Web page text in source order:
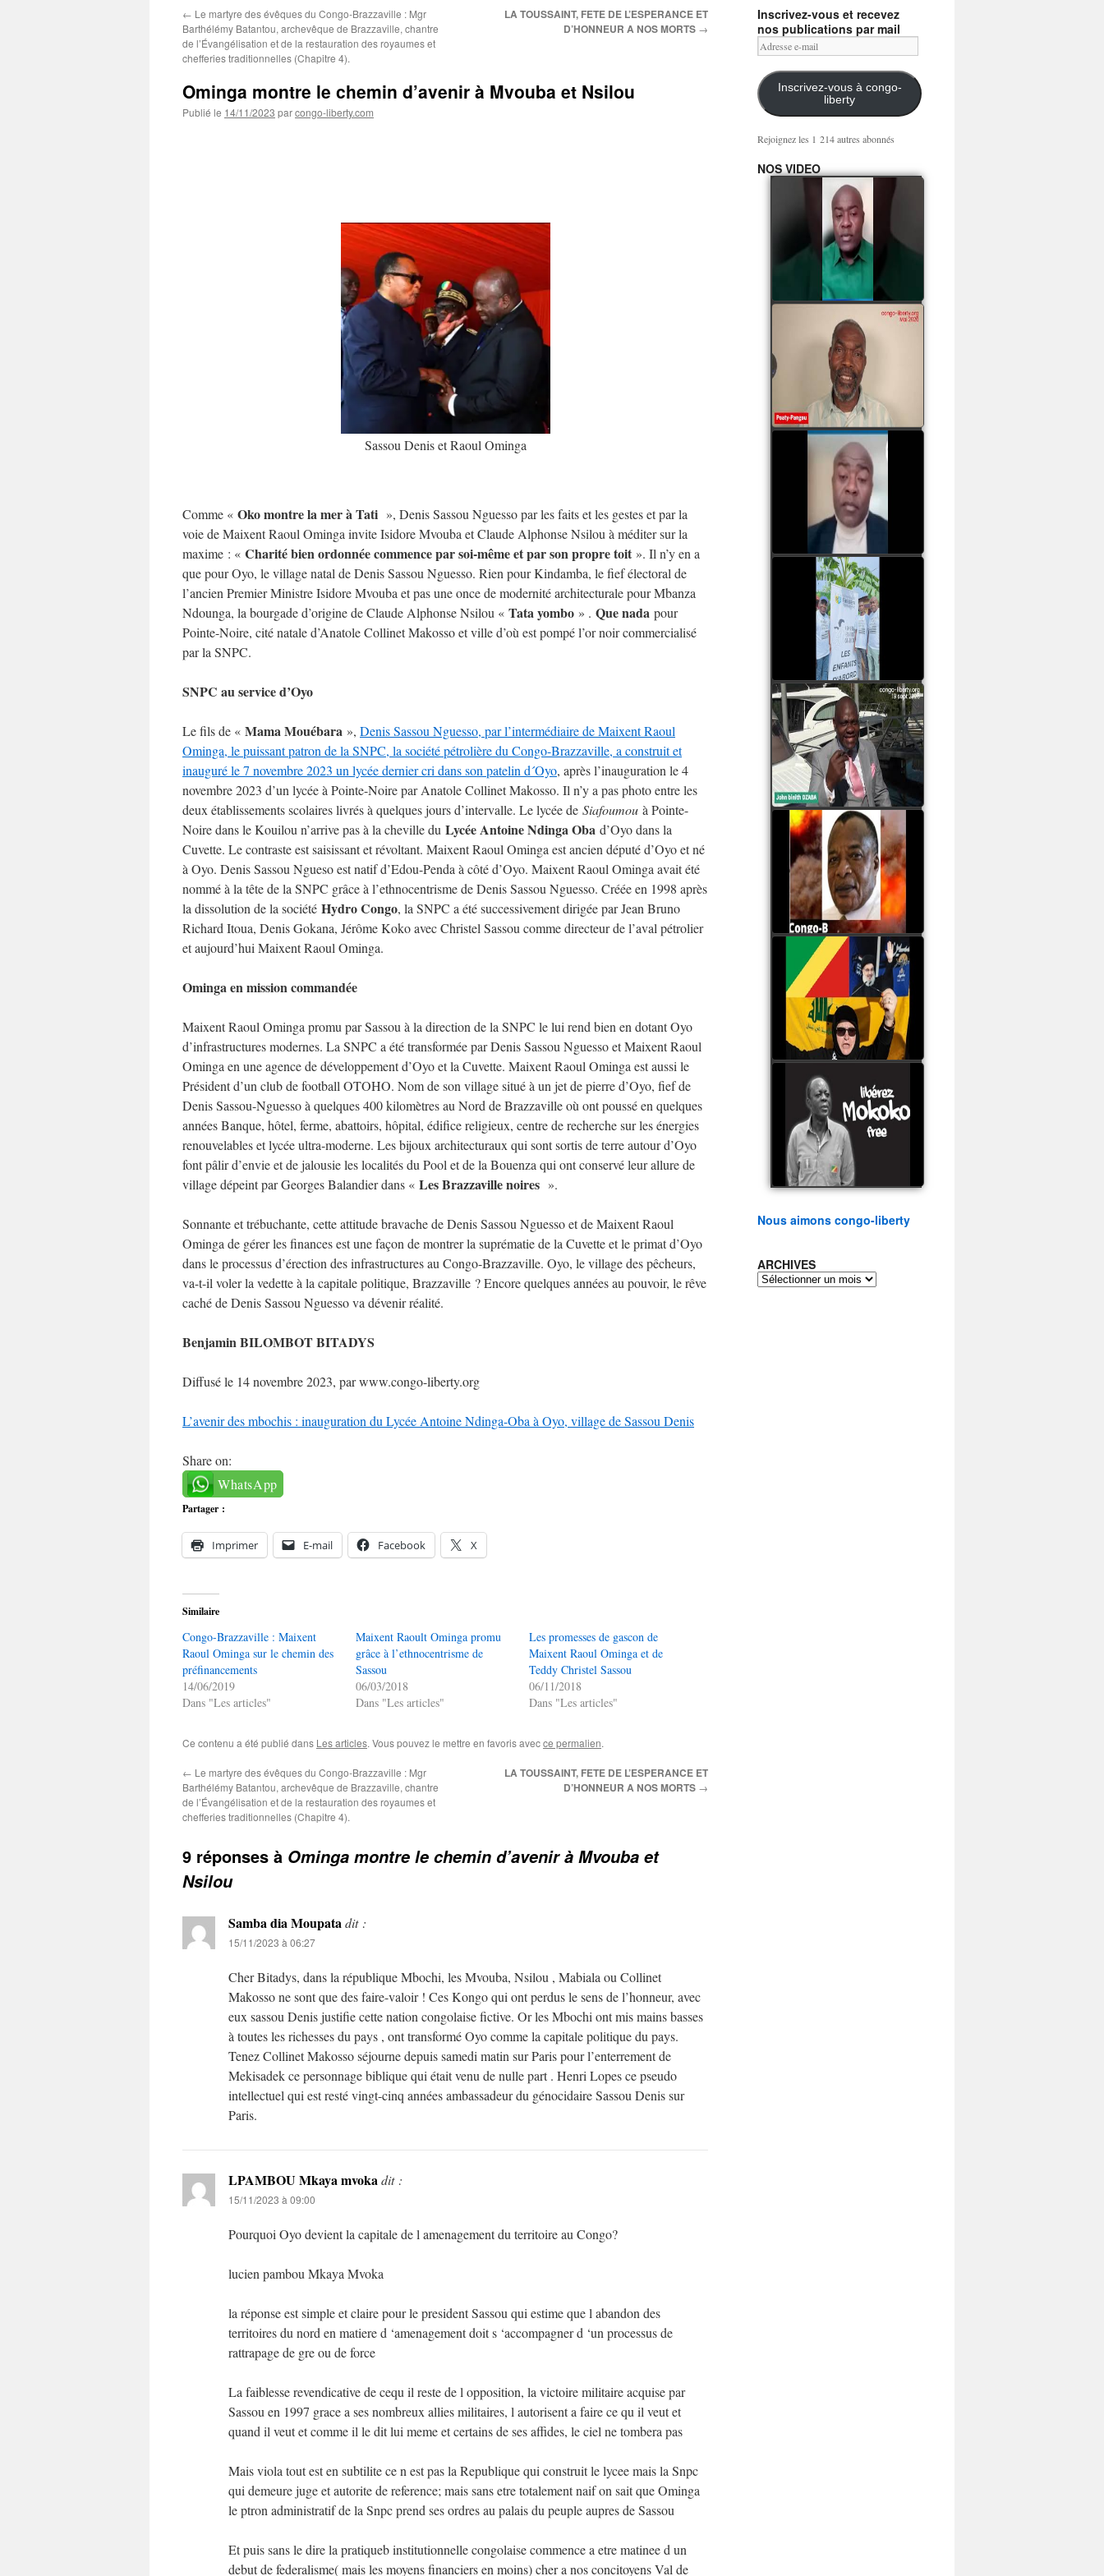
← Le martyre des évêques du Congo-Brazzaville : Mgr
Barthélémy Batantou, archevêque de Brazzaville, chantre
de l’Évangélisation et de la restauration des royaumes et
chefferies traditionnelles (Chapitre 4).
LA TOUSSAINT, FETE DE L’ESPERANCE ET
D’HONNEUR A NOS MORTS →
Ominga montre le chemin d’avenir à Mvouba et Nsilou
Publié le 14/11/2023 parcongo-liberty.com
Sassou Denis et Raoul Ominga
Comme « Oko montre la mer à Tati », Denis Sassou Nguesso par les faits et les gestes et par la
voie de Maixent Raoul Ominga invite Isidore Mvouba et Claude Alphonse Nsilou à méditer sur la
maxime : « Charité bien ordonnée commence par soi-même et par son propre toit ». Il n’y en a
que pour Oyo, le village natal de Denis Sassou Nguesso. Rien pour Kindamba, le fief électoral de
l’ancien Premier Ministre Isidore Mvouba et pas une once de modernité architecturale pour Mbanza
Ndounga, la bourgade d’origine de Claude Alphonse Nsilou « Tata yombo » . Que nada pour
Pointe-Noire, cité natale d’Anatole Collinet Makosso et ville d’où est pompé l’or noir commercialisé
par la SNPC.
SNPC au service d’Oyo
Le fils de « Mama Mouébara », Denis Sassou Nguesso, par l’intermédiaire de Maixent Raoul
Ominga, le puissant patron de la SNPC, la société pétrolière du Congo-Brazzaville, a construit et
inauguré le 7 novembre 2023 un lycée dernier cri dans son patelin d´Oyo, après l’inauguration le 4
novembre 2023 d’un lycée à Pointe-Noire par Anatole Collinet Makosso. Il n’y a pas photo entre les
deux établissements scolaires livrés à quelques jours d’intervalle. Le lycée de Siafoumou à Pointe-
Noire dans le Kouilou n’arrive pas à la cheville du Lycée Antoine Ndinga Oba d’Oyo dans la
Cuvette. Le contraste est saisissant et révoltant. Maixent Raoul Ominga est ancien député d’Oyo et né
à Oyo. Denis Sassou Ngueso est natif d’Edou-Penda à côté d’Oyo. Maixent Raoul Ominga avait été
nommé à la tête de la SNPC grâce à l’ethnocentrisme de Denis Sassou Nguesso. Créée en 1998 après
la dissolution de la société Hydro Congo, la SNPC a été successivement dirigée par Jean Bruno
Richard Itoua, Denis Gokana, Jérôme Koko avec Christel Sassou comme directeur de l’aval pétrolier
et aujourd’hui Maixent Raoul Ominga.
Ominga en mission commandée
Maixent Raoul Ominga promu par Sassou à la direction de la SNPC le lui rend bien en dotant Oyo
d’infrastructures modernes. La SNPC a été transformée par Denis Sassou Nguesso et Maixent Raoul
Ominga en une agence de développement d’Oyo et la Cuvette. Maixent Raoul Ominga est aussi le
Président d’un club de football OTOHO. Nom de son village situé à un jet de pierre d’Oyo, fief de
Denis Sassou-Nguesso à quelques 400 kilomètres au Nord de Brazzaville où ont poussé en quelques
années Banque, hôtel, ferme, abattoirs, hôpital, édifice religieux, centre de recherche sur les énergies
renouvelables et lycée ultra-moderne. Les bijoux architecturaux qui sont sortis de terre autour d’Oyo
font pâlir d’envie et de jalousie les localités du Pool et de la Bouenza qui ont conservé leur allure de
village dépeint par Georges Balandier dans « Les Brazzaville noires ».
Sonnante et trébuchante, cette attitude bravache de Denis Sassou Nguesso et de Maixent Raoul
Ominga de gérer les finances est une façon de montrer la suprématie de la Cuvette et le primat d’Oyo
dans le processus d’érection des infrastructures au Congo-Brazzaville. Oyo, le village des pêcheurs,
va-t-il voler la vedette à la capitale politique, Brazzaville ? Encore quelques années au pouvoir, le rêve
caché de Denis Sassou Nguesso va dévenir réalité.
Benjamin BILOMBOT BITADYS
Diffusé le 14 novembre 2023, par www.congo-liberty.org
L’avenir des mbochis : inauguration du Lycée Antoine Ndinga-Oba à Oyo, village de Sassou Denis
Share on:
WhatsApp
Partager :
Imprimer E-mail Facebook X
Similaire
Congo-Brazzaville : Maixent
Raoul Ominga sur le chemin des
préfinancements
14/06/2019
Dans "Les articles"
Maixent Raoult Ominga promu
grâce à l’ethnocentrisme de
Sassou
06/03/2018
Dans "Les articles"
Les promesses de gascon de
Maixent Raoul Ominga et de
Teddy Christel Sassou
06/11/2018
Dans "Les articles"
Ce contenu a été publié dans Les articles. Vous pouvez le mettre en favoris avecce permalien.
← Le martyre des évêques du Congo-Brazzaville : Mgr
Barthélémy Batantou, archevêque de Brazzaville, chantre
de l’Évangélisation et de la restauration des royaumes et
chefferies traditionnelles (Chapitre 4).
LA TOUSSAINT, FETE DE L’ESPERANCE ET
D’HONNEUR A NOS MORTS →
9 réponses à Ominga montre le chemin d’avenir à Mvouba et
Nsilou
Samba dia Moupatadit :
15/11/2023 à 06:27
Cher Bitadys, dans la république Mbochi, les Mvouba, Nsilou , Mabiala ou Collinet
Makosso ne sont que des faire-valoir ! Ces Kongo qui ont perdus le sens de l’honneur, avec
eux sassou Denis justifie cette nation congolaise fictive. Or les Mbochi ont mis mains basses
à toutes les richesses du pays , ont transformé Oyo comme la capitale politique du pays.
Tenez Collinet Makosso séjourne depuis samedi matin sur Paris pour l’enterrement de
Mekisadek ce personnage biblique qui était venu de nulle part . Henri Lopes ce pseudo
intellectuel qui est resté vingt-cinq années ambassadeur du génocidaire Sassou Denis sur
Paris.
LPAMBOU Mkaya mvokadit :
15/11/2023 à 09:00
Pourquoi Oyo devient la capitale de l amenagement du territoire au Congo?
lucien pambou Mkaya Mvoka
la réponse est simple et claire pour le president Sassou qui estime que l abandon des
territoires du nord en matiere d ‘amenagement doit s ‘accompagner d ‘un processus de
rattrapage de gre ou de force
La faiblesse revendicative de cequ il reste de l opposition, la victoire militaire acquise par
Sassou en 1997 grace a ses nombreux allies militaires, l autorisent a faire ce qu il veut et
quand il veut et comme il le dit lui meme et certains de ses affides, le ciel ne tombera pas
Mais viola tout est en subtilite ce n est pas la Republique qui construit le lycee mais la Snpc
qui demeure juge et autorite de reference; mais sans etre totalement naif on sait que Ominga
le ptron administratif de la Snpc prend ses ordres au palais du peuple aupres de Sassou
Et puis sans le dire la pratiqueb institutionnelle congolaise commence a etre matinee d un
debut de federalisme( mais les moyens financiers en moins) cher a nos concitoyens Val de
Inscrivez-vous et recevez
nos publications par mail
Adresse
e-
mail
Inscrivez-vous à congo-
liberty
Rejoignez les 1 214 autres abonnés
NOS VIDEO
Mingwa BIANGO : Ni
les mercenaires russes,
ni la garde présidentielle
ne mourront pour
Sassou Denis
watch video
POATY PANGOU
parle de la coquille vide
Collinet Makosso, des
assassinats des jeunes
par Serge OBOA
watch video
Sassou Nguesso est
revenu au pouvoir par
les armes, il ne quittera
le pouvoir que par la
force
watch video
watch video
John Binith Dzaba
s'exprime sur le voyage
de Rodrigue Malanda
Samba à Paris
watch video
Poaty Pangou La
Conférence des ethnies
est la seule solution pour
éviter la scission du
Congo B
watch video
Les liaisons dangereuses
du clan Sassou Nguesso
avec le Hezbollah
watch video
Le Général Mokoko est
l'unique légitimité
présidentielle du peuple
congolais
watch video
Nous aimons congo-liberty
ARCHIVES
ARCHIVES